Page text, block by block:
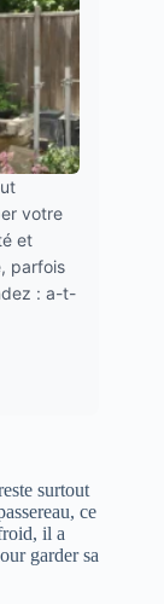
votre
et
parfois
: a-t-
surtout
ce
il a
garder sa